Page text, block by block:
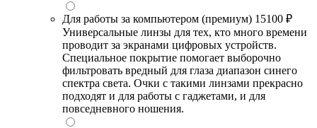
Для работы за компьютером (премиум) 15100 ₽
Универсальные линзы для тех, кто много времени
проводит за экранами цифровых устройств.
Специальное покрытие помогает выборочно
фильтровать вредный для глаза диапазон синего
спектра света. Очки с такими линзами прекрасно
подходят и для работы с гаджетами, и для
повседневного ношения.